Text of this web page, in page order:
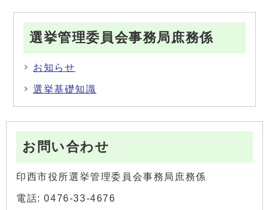
選挙管理委員会事務局庶務係
お知らせ
選挙基礎知識
お問い合わせ
印西市役所選挙管理委員会事務局庶務係
電話: 0476-33-4676